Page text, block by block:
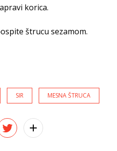
korica.
štrucu sezamom.
SIR MESNA ŠTRUCA